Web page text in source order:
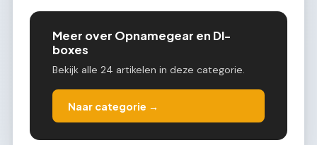
Meer over Opnamegear en DI-
boxes
Bekijk alle 24 artikelen in deze categorie.
Naar categorie →